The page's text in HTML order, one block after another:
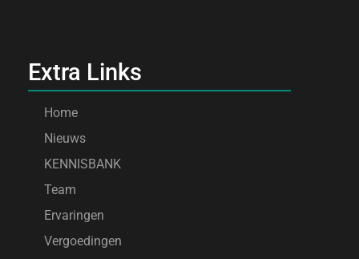
Extra Links
Home
Nieuws
KENNISBANK
Team
Ervaringen
Vergoedingen